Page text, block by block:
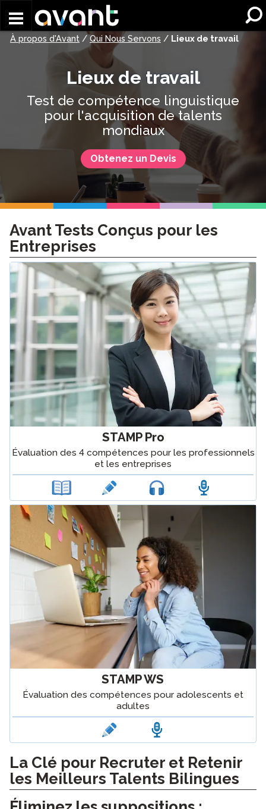
À propos d'Avant / Qui Nous Servons / Lieux de travail
Lieux de travail
Test de compétence linguistique
pour l'acquisition de talents
mondiaux
Obtenez un Devis
Avant Tests Conçus pour les
Entreprises
STAMP Pro
Évaluation des 4 compétences pour les professionnels
et les entreprises
STAMP WS
Évaluation des compétences pour adolescents et
adultes
La Clé pour Recruter et Retenir
les Meilleurs Talents Bilingues